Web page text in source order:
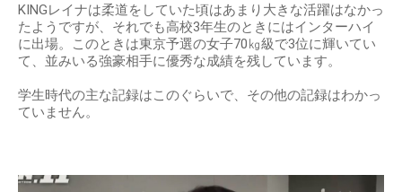
KINGレイナは柔道をしていた頃はあまり大きな活躍はなかっ
たようですが、それでも高校3年生のときにはインターハイ
に出場。このときは東京予選の女子70㎏級で3位に輝いてい
て、並みいる強豪相手に優秀な成績を残しています。
学生時代の主な記録はこのぐらいで、その他の記録はわかっ
ていません。